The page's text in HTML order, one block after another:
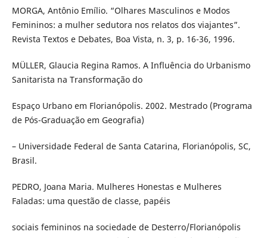
MORGA, Antônio Emílio. “Olhares Masculinos e Modos
Femininos: a mulher sedutora nos relatos dos viajantes”.
Revista Textos e Debates, Boa Vista, n. 3, p. 16-36, 1996.
MÜLLER, Glaucia Regina Ramos. A Influência do Urbanismo
Sanitarista na Transformação do
Espaço Urbano em Florianópolis. 2002. Mestrado (Programa
de Pós-Graduação em Geografia)
– Universidade Federal de Santa Catarina, Florianópolis, SC,
Brasil.
PEDRO, Joana Maria. Mulheres Honestas e Mulheres
Faladas: uma questão de classe, papéis
sociais femininos na sociedade de Desterro/Florianópolis